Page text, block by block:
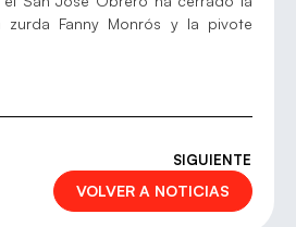
Fanny Monrós y la pivote
SIGUIENTE
VOLVER A NOTICIAS